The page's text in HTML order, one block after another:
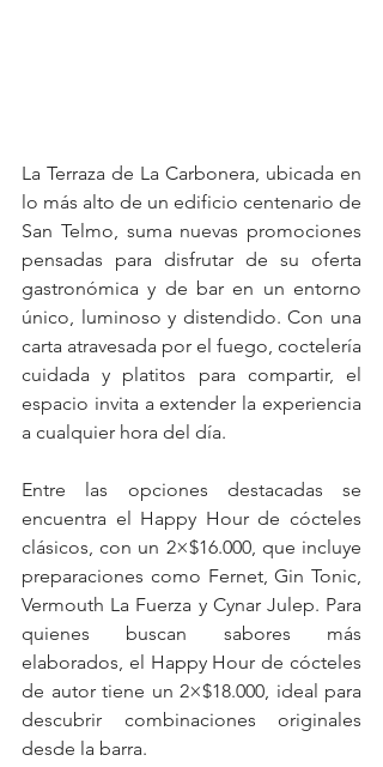
La Terraza de La Carbonera, ubicada en
lo más alto de un edificio centenario de
San Telmo, suma nuevas promociones
pensadas para disfrutar de su oferta
gastronómica y de bar en un entorno
único, luminoso y distendido. Con una
carta atravesada por el fuego, coctelería
cuidada y platitos para compartir, el
espacio invita a extender la experiencia
a cualquier hora del día.
Entre las opciones destacadas se
encuentra el Happy Hour de cócteles
clásicos, con un 2×$16.000, que incluye
preparaciones como Fernet, Gin Tonic,
Vermouth La Fuerza y Cynar Julep. Para
quienes buscan sabores más
elaborados, el Happy Hour de cócteles
de autor tiene un 2×$18.000, ideal para
descubrir combinaciones originales
desde la barra.